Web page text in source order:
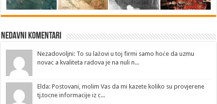
Nedavni Komentari
Nezadovoljni: To su lažovi u toj firmi samo hoće da uzmu
novac a kvaliteta radova je na nuli n...
Elda: Postovani, molim Vas da mi kazete koliko su provjerene
tj.tocne informacije iz c...